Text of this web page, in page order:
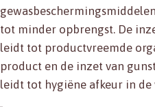
tot minder opbrengst. De
leidt tot productvreemde
product en de inzet van
leidt tot hygiëne afkeur in de